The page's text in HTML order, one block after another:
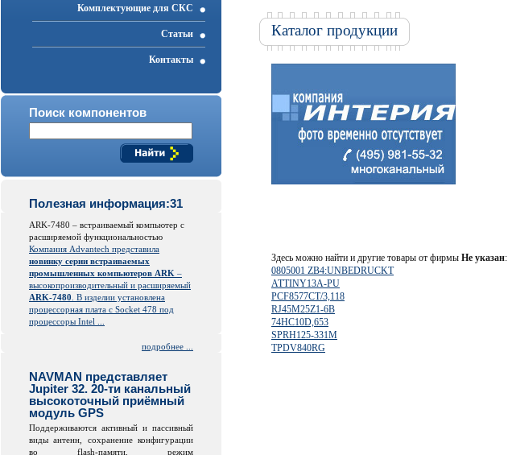
Комплектующие для СКС
Статьи
Контакты
Поиск компонентов
Полезная информация:31
ARK-7480 – встраиваемый компьютер с
расширяемой функциональностью
Компания Advantech представила
новинку серии встраиваемых
промышленных компьютеров ARK –
высокопроизводительный и расширяемый
ARK-7480 . В изделии установлена
процессорная плата с Socket 478 под
процессоры Intel ...
подробнее ...
NAVMAN представляет
Jupiter 32. 20-ти канальный
высокоточный приёмный
модуль GPS
Поддерживаются активный и пассивный
виды антенн, сохранение конфигурации
во flash-памяти, режим
Каталог продукции
Здесь можно найти и другие товары от фирмы Не указан:
0805001 ZB4:UNBEDRUCKT
ATTINY13A-PU
PCF8577CT/3,118
RJ45M25Z1-6B
74HC10D,653
SPRH125-331M
TPDV840RG